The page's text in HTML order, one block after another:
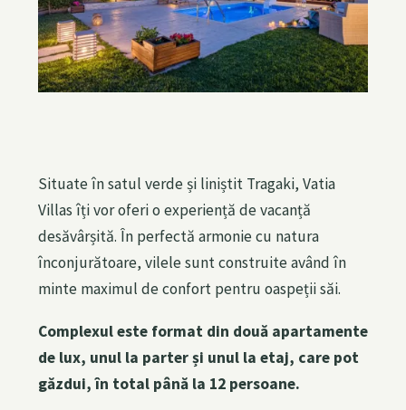
y
5
,
2
Situate în satul verde și liniștit Tragaki, Vatia
Villas îți vor oferi o experiență de vacanță
desăvârșită. În perfectă armonie cu natura
înconjurătoare, vilele sunt construite având în
minte maximul de confort pentru oaspeții săi.
Complexul este format din două apartamente
de lux, unul la parter și unul la etaj, care pot
găzdui, în total până la 12 persoane.